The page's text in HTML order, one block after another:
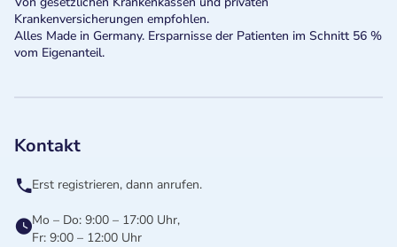
Krankenversicherungen empfohlen.
Alles Made in Germany. Ersparnisse der Patienten im Schnitt 56 %
vom Eigenanteil.
Kontakt
Erst registrieren, dann anrufen.
Mo – Do: 9:00 – 17:00 Uhr,
Fr: 9:00 – 12:00 Uhr